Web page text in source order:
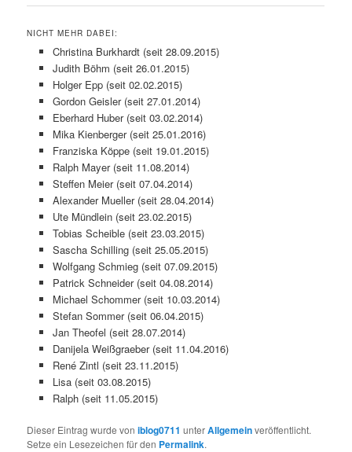
NICHT MEHR DABEI:
Christina Burkhardt (seit 28.09.2015)
Judith Böhm (seit 26.01.2015)
Holger Epp (seit 02.02.2015)
Gordon Geisler (seit 27.01.2014)
Eberhard Huber (seit 03.02.2014)
Mika Kienberger (seit 25.01.2016)
Franziska Köppe (seit 19.01.2015)
Ralph Mayer (seit 11.08.2014)
Steffen Meier (seit 07.04.2014)
Alexander Mueller (seit 28.04.2014)
Ute Mündlein (seit 23.02.2015)
Tobias Scheible (seit 23.03.2015)
Sascha Schilling (seit 25.05.2015)
Wolfgang Schmieg (seit 07.09.2015)
Patrick Schneider (seit 04.08.2014)
Michael Schommer (seit 10.03.2014)
Stefan Sommer (seit 06.04.2015)
Jan Theofel (seit 28.07.2014)
Danijela Weißgraeber (seit 11.04.2016)
René Zintl (seit 23.11.2015)
Lisa (seit 03.08.2015)
Ralph (seit 11.05.2015)
Dieser Eintrag wurde voniblog0711 unterAllgemeinveröffentlicht.
Setze ein Lesezeichen für den Permalink.